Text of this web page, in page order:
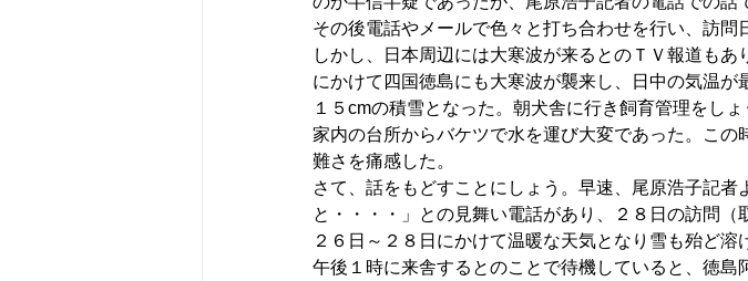
その後電話やメールで色々と打ち合わせを行い、訪問
しかし、日本周辺には大寒波が来るとのＴＶ報道も
にかけて四国徳島にも大寒波が襲来し、日中の気温
１５cmの積雪となった。朝犬舎に行き飼育管理をし
家内の台所からバケツで水を運び大変であった。こ
難さを痛感した。
さて、話をもどすことにしょう。早速、尾原浩子記
と・・・・」との見舞い電話があり、２８日の訪問
２６日～２８日にかけて温暖な天気となり雪も殆ど溶
午後１時に来舎するとのことで待機していると、徳